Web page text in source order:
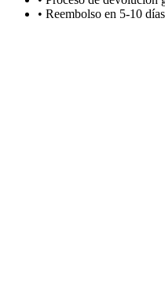
• Reembolso en 5-10